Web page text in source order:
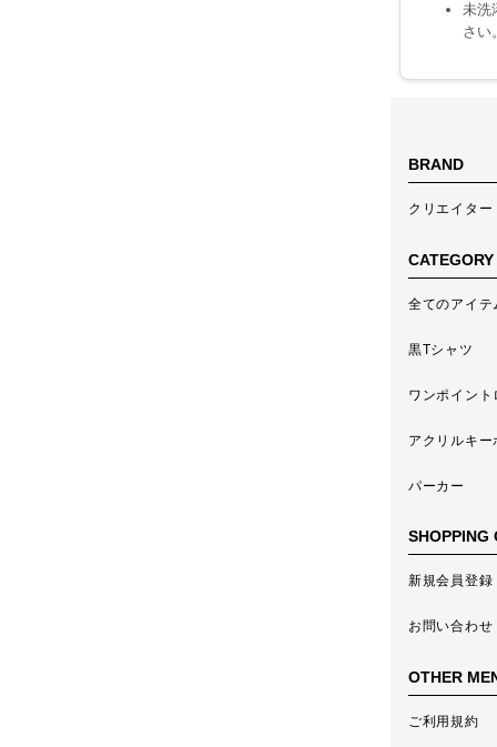
未洗
さい
BRAND
クリエイター
CATEGORY
全てのアイテ
黒Tシャツ
ワンポイン
アクリルキー
パーカー
SHOPPING
新規会員登録
お問い合わせ
OTHER
ご利用規約